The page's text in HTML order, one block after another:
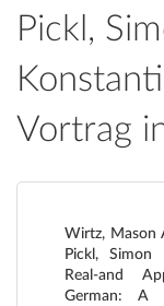
Pickl,
Vortrag
Wirtz, Mason
Pickl, Simon
Real-and
German: A